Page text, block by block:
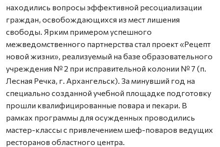
находились вопросы эффективной ресоциализации
граждан, освобождающихся из мест лишения
свободы. Ярким примером успешного
межведомственного партнерства стал проект «Рецепт
новой жизни», реализуемый на базе образовательного
учреждения № 2 при исправительной колонии № 7 (п.
Лесная Речка, г. Архангельск). За минувший год на
специально созданной учебной площадке подготовку
прошли квалифицированные повара и пекари. В
рамках программы для осужденных проводились
мастер-классы с привлечением шеф-поваров ведущих
ресторанов областного центра.